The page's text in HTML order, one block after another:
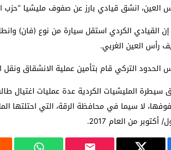
انشق قيادي بارز عن صفوف مليشيا “حزب
القيادي الكردي استقل سيارة من نوع (فان)
رأس العين الغربي.
التركي قام بتأمين عملية الانشقاق ونقل
المليشيات الكردية عدة عمليات اغتيال
لا سيما في محافظة الرقة، التي احتلتها
من العام 2017.